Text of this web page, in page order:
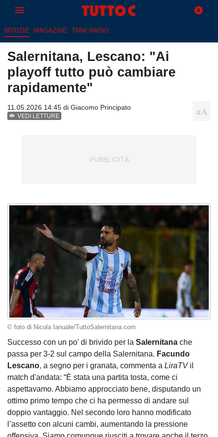
NOTIZIE MAGAZINE TMW RADIO
Salernitana, Lescano: "Ai
playoff tutto può cambiare
rapidamente"
11.05.2026 14:45 di Giacomo Principato
VEDI LETTURE
© foto di Nicola Ianuale/TuttoSalernitana.com
Successo con un po' di brivido per la Salernitana che
passa per 3-2 sul campo della Salernitana. Facundo
Lescano, a segno per i granata, commenta a LiraTVil
match d'andata: “È stata una partita tosta, come ci
aspettavamo. Abbiamo approcciato bene, disputando un
ottimo primo tempo che ci ha permesso di andare sul
doppio vantaggio. Nel secondo loro hanno modificato
l’assetto con alcuni cambi, aumentando la pressione